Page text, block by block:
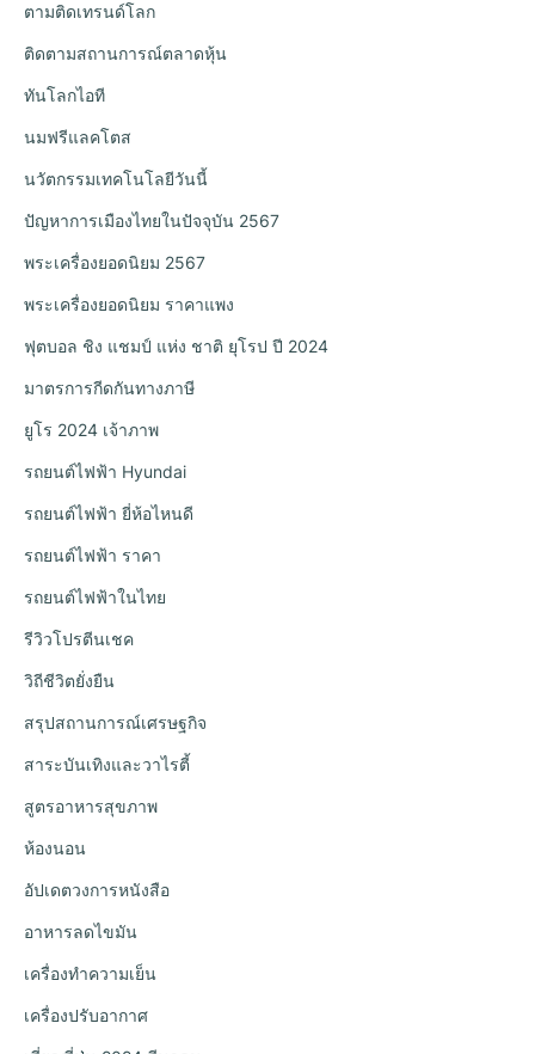
ตามติดเทรนด์โลก
ติดตามสถานการณ์ตลาดหุ้น
ทันโลกไอที
นมฟรีแลคโตส
นวัตกรรมเทคโนโลยีวันนี้
ปัญหาการเมืองไทยในปัจจุบัน 2567
พระเครื่องยอดนิยม 2567
พระเครื่องยอดนิยม ราคาแพง
ฟุตบอล ชิง แชมป์ แห่ง ชาติ ยุโรป ปี 2024
มาตรการกีดกันทางภาษี
ยูโร 2024 เจ้าภาพ
รถยนต์ไฟฟ้า Hyundai
รถยนต์ไฟฟ้า ยี่ห้อไหนดี
รถยนต์ไฟฟ้า ราคา
รถยนต์ไฟฟ้าในไทย
รีวิวโปรตีนเชค
วิถีชีวิตยั่งยืน
สรุปสถานการณ์เศรษฐกิจ
สาระบันเทิงและวาไรตี้
สูตรอาหารสุขภาพ
ห้องนอน
อัปเดตวงการหนังสือ
อาหารลดไขมัน
เครื่องทำความเย็น
เครื่องปรับอากาศ